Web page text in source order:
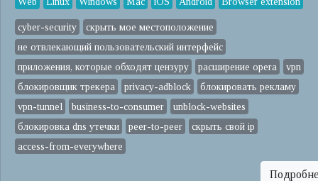
cyber-security
скрыть мое местоположение
не отвлекающий пользовательский интерфейс
приложения, которые обходят цензуру
расширение opera
vpn
блокировщик трекера
privacy-adblock
блокировать рекламу
vpn-tunnel
business-to-consumer
unblock-websites
блокировка dns утечки
peer-to-peer
скрыть свой ip
access-from-everywhere